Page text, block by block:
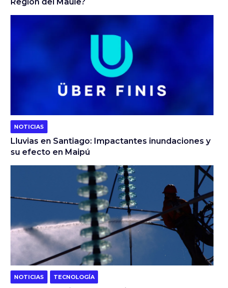
NOTICIAS
Lluvias en Santiago: Impactantes inundaciones y
su efecto en Maipú
NOTICIAS TECNOLOGÍA